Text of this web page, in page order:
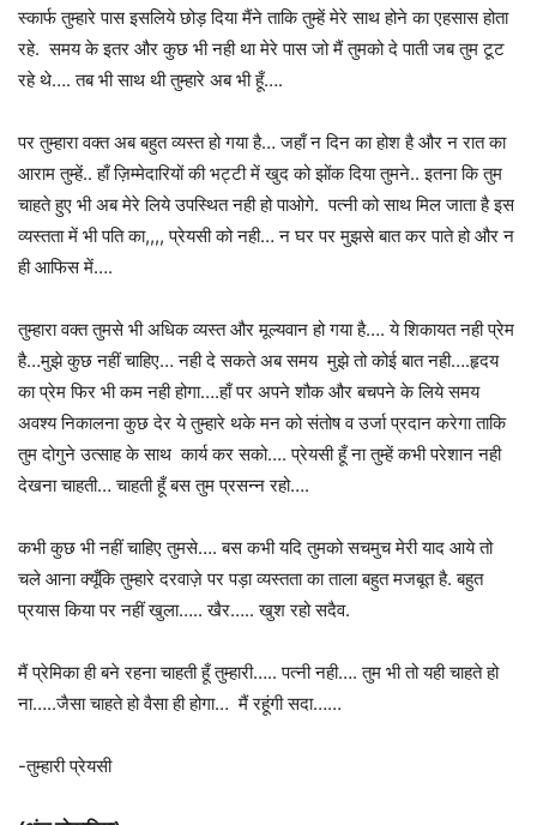
स्कार्फ तुम्हारे पास इसलिये छोड़ दिया मैंने ताकि तुम्हें मेरे साथ होने का एहसास होता
रहे. समय के इतर और कुछ भी नही था मेरे पास जो मैं तुमको दे पाती जब तुम टूट
रहे थे…. तब भी साथ थी तुम्हारे अब भी हूँ….
पर तुम्हारा वक्त अब बहुत व्यस्त हो गया है… जहाँ न दिन का होश है और न रात का
आराम तुम्हें.. हाँ ज़िम्मेदारियों की भट्टी में खुद को झोंक दिया तुमने.. इतना कि तुम
चाहते हुए भी अब मेरे लिये उपस्थित नही हो पाओगे. पत्नी को साथ मिल जाता है इस
व्यस्तता में भी पति का,,,, प्रेयसी को नही… न घर पर मुझसे बात कर पाते हो और न
ही आफिस में….
तुम्हारा वक्त तुमसे भी अधिक व्यस्त और मूल्यवान हो गया है…. ये शिकायत नही प्रेम
है…मुझे कुछ नहीं चाहिए… नही दे सकते अब समय मुझे तो कोई बात नही….हृदय
का प्रेम फिर भी कम नही होगा….हाँ पर अपने शौक और बचपने के लिये समय
अवश्य निकालना कुछ देर ये तुम्हारे थके मन को संतोष व उर्जा प्रदान करेगा ताकि
तुम दोगुने उत्साह के साथ कार्य कर सको…. प्रेयसी हूँ ना तुम्हें कभी परेशान नही
देखना चाहती… चाहती हूँ बस तुम प्रसन्न रहो….
कभी कुछ भी नहीं चाहिए तुमसे…. बस कभी यदि तुमको सचमुच मेरी याद आये तो
चले आना क्यूँकि तुम्हारे दरवाज़े पर पड़ा व्यस्तता का ताला बहुत मजबूत है. बहुत
प्रयास किया पर नहीं खुला….. खैर….. खुश रहो सदैव.
मैं प्रेमिका ही बने रहना चाहती हूँ तुम्हारी….. पत्नी नही…. तुम भी तो यही चाहते हो
ना…..जैसा चाहते हो वैसा ही होगा… मैं रहूंगी सदा……
-तुम्हारी प्रेयसी